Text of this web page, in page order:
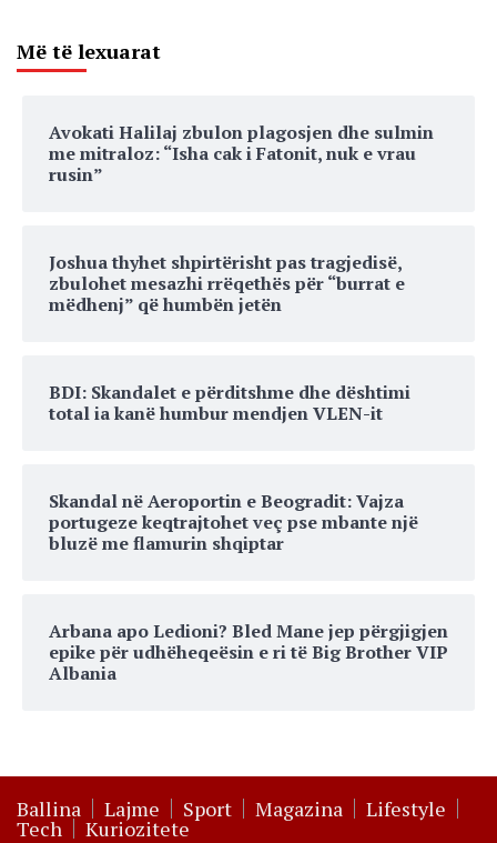
Më të lexuarat
Avokati Halilaj zbulon plagosjen dhe sulmin
me mitraloz: “Isha cak i Fatonit, nuk e vrau
rusin”
Joshua thyhet shpirtërisht pas tragjedisë,
zbulohet mesazhi rrëqethës për “burrat e
mëdhenj” që humbën jetën
BDI: Skandalet e përditshme dhe dështimi
total ia kanë humbur mendjen VLEN-it
Skandal në Aeroportin e Beogradit: Vajza
portugeze keqtrajtohet veç pse mbante një
bluzë me flamurin shqiptar
Arbana apo Ledioni? Bled Mane jep përgjigjen
epike për udhëheqeësin e ri të Big Brother VIP
Albania
Ballina Lajme Sport Magazina Lifestyle
Tech Kuriozitete